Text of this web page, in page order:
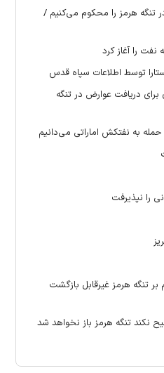
تنگه هرمز را محکوم می‌کنیم /
را آغاز کرد
توسط اطلاعات سپاه قدس
دریافت عوارض در تنگه
به نفتکش اماراتی می‌دانیم
تنگه هرمز غیرقابل بازگشت
نکند تنگه هرمز باز نخواهد شد